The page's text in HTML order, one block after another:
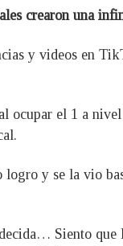
crearon una
y videos en
el 1 a
y se la vio
Siento